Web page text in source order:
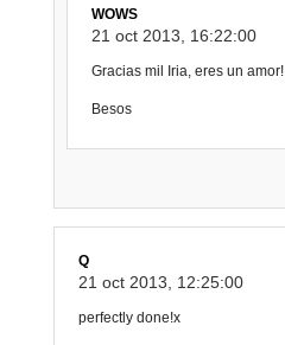
WOWS
21 oct 2013, 16:22:00
Gracias mil Iria, eres un amor!
Besos
Q
21 oct 2013, 12:25:00
perfectly done!x